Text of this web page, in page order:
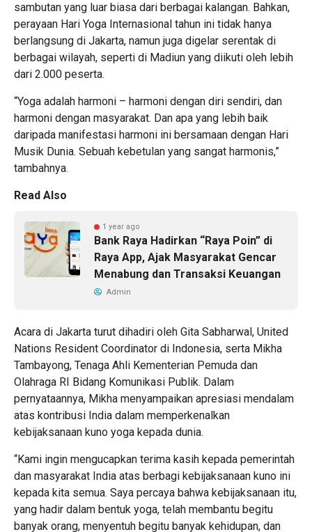
sambutan yang luar biasa dari berbagai kalangan. Bahkan,
perayaan Hari Yoga Internasional tahun ini tidak hanya
berlangsung di Jakarta, namun juga digelar serentak di
berbagai wilayah, seperti di Madiun yang diikuti oleh lebih
dari 2.000 peserta.
“Yoga adalah harmoni – harmoni dengan diri sendiri, dan
harmoni dengan masyarakat. Dan apa yang lebih baik
daripada manifestasi harmoni ini bersamaan dengan Hari
Musik Dunia. Sebuah kebetulan yang sangat harmonis,”
tambahnya.
Read Also
1 year ago
Bank Raya Hadirkan “Raya Poin” di
Raya App, Ajak Masyarakat Gencar
Menabung dan Transaksi Keuangan
Admin
Acara di Jakarta turut dihadiri oleh Gita Sabharwal, United
Nations Resident Coordinator di Indonesia, serta Mikha
Tambayong, Tenaga Ahli Kementerian Pemuda dan
Olahraga RI Bidang Komunikasi Publik. Dalam
pernyataannya, Mikha menyampaikan apresiasi mendalam
atas kontribusi India dalam memperkenalkan
kebijaksanaan kuno yoga kepada dunia.
“Kami ingin mengucapkan terima kasih kepada pemerintah
dan masyarakat India atas berbagi kebijaksanaan kuno ini
kepada kita semua. Saya percaya bahwa kebijaksanaan itu,
yang hadir dalam bentuk yoga, telah membantu begitu
banyak orang, menyentuh begitu banyak kehidupan, dan